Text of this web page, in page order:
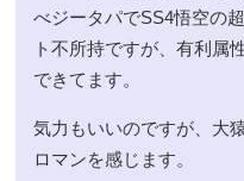
べジータパでSS4悟空の
ト不所持ですが、有利属
できてます。
気力もいいのですが、大
ロマンを感じます。